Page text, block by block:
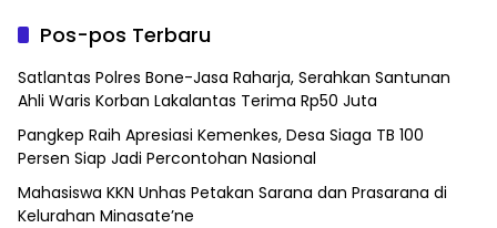
Pos-pos Terbaru
Satlantas Polres Bone-Jasa Raharja, Serahkan Santunan
Ahli Waris Korban Lakalantas Terima Rp50 Juta
Pangkep Raih Apresiasi Kemenkes, Desa Siaga TB 100
Persen Siap Jadi Percontohan Nasional
Mahasiswa KKN Unhas Petakan Sarana dan Prasarana di
Kelurahan Minasate’ne